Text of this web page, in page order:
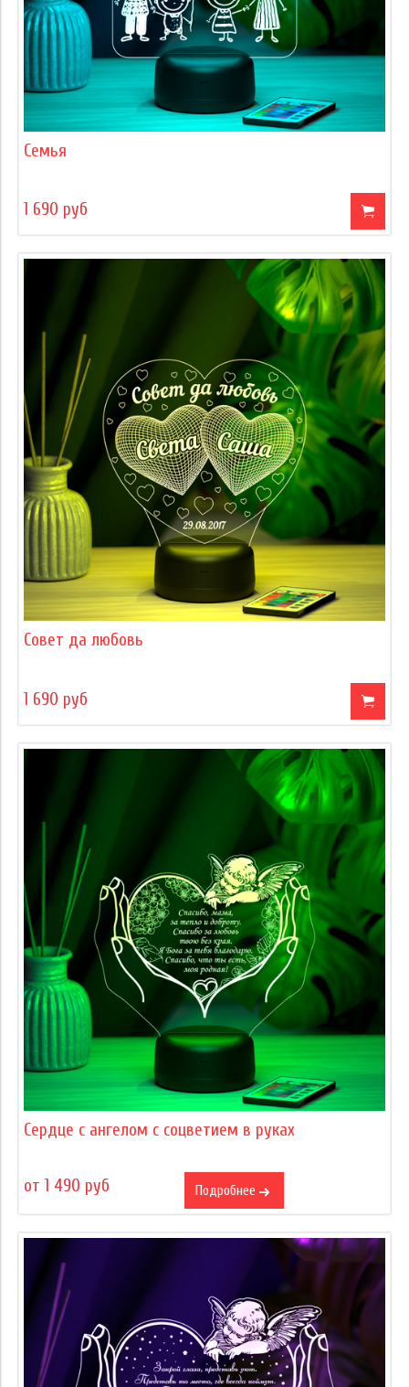
Семья
1 690 руб
Совет да любовь
1 690 руб
Сердце c ангелом с соцветием в руках
от 1 490 руб Подробнее